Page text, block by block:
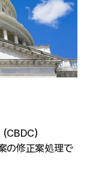
）
の修正案処理で